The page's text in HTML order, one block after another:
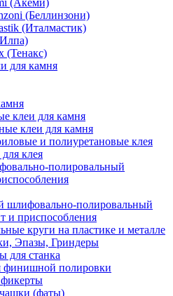
(Акеми)
(Беллинзони)
(Италмастик)
(Тенакс)
для камня
клеи для камня
клеи для камня
и полиуретановые клея
клея
полировальный
шлифовально-полировальный
и приспособления
круги на пластике и металле
Эпазы, Гриндеры
для станка
финишной полировки
(фаты)